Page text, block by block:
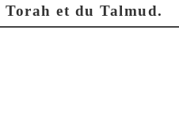
Torah et du Talmud.